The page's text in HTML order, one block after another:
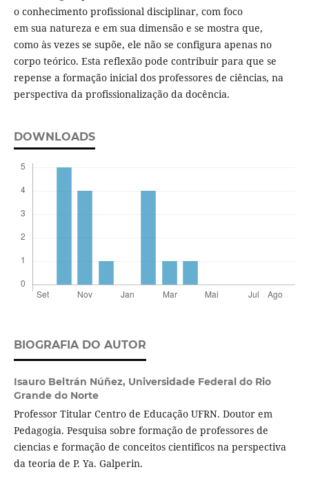
o conhecimento profissional disciplinar, com foco
em sua natureza e em sua dimensão e se mostra que,
como às vezes se supõe, ele não se configura apenas no
corpo teórico. Esta reflexão pode contribuir para que se
repense a formação inicial dos professores de ciências, na
perspectiva da profissionalização da docência.
DOWNLOADS
BIOGRAFIA DO AUTOR
Isauro Beltrán Núñez, Universidade Federal do Rio
Grande do Norte
Professor Titular Centro de Educação UFRN. Doutor em
Pedagogia. Pesquisa sobre formação de professores de
ciencias e formação de conceitos cientificos na perspectiva
da teoria de P. Ya. Galperin.